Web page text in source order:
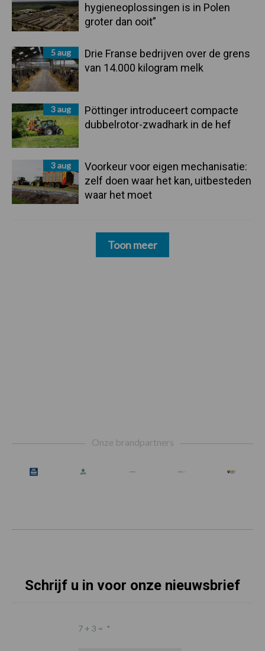
hygieneoplossingen is in Polen
groter dan ooit”
5 aug
Drie Franse bedrijven over de grens
van 14.000 kilogram melk
3 aug
Pöttinger introduceert compacte
dubbelrotor-zwadhark in de hef
3 aug
Voorkeur voor eigen mechanisatie:
zelf doen waar het kan, uitbesteden
waar het moet
Toon meer
Onze brandpartners
Schrijf u in voor onze nieuwsbrief
7 + 3 = *